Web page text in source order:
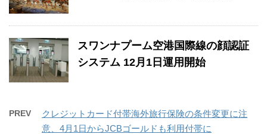
スワンナプーム空港国際線の顔認証
システム 12月1日運用開始
PREV
クレジットカード付帯海外旅行保険の条件変更に注
意、4月1日からJCBゴールドも利用付帯に